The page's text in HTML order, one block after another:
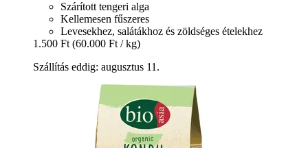
Szárított tengeri alga
Kellemesen fűszeres
Levesekhez, salátákhoz és zöldséges ételekhez
1.500 Ft (60.000 Ft / kg)
Szállítás eddig: augusztus 11.